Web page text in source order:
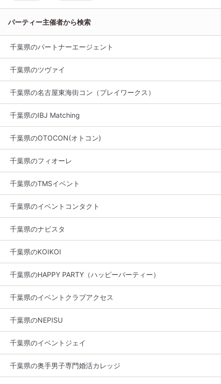
パーティー主催者から検索
千葉県のパートナーエージェント
千葉県のツヴァイ
千葉県の名古屋東海街コン（プレイワークス）
千葉県のIBJ Matching
千葉県のOTOCON(オトコン)
千葉県のフィオーレ
千葉県のTMSイベント
千葉県のイベントコンタクト
千葉県のナビスタ
千葉県のKOIKOI
千葉県のHAPPY PARTY（ハッピーパーティー）
千葉県のイベントクラブアクセス
千葉県のNEPISU
千葉県のイベントジェイ
千葉県の奥手男子専門婚活カレッジ